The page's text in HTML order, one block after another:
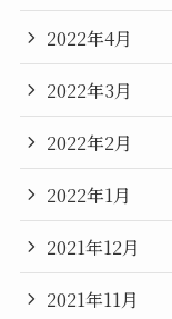
2022年4月
2022年3月
2022年2月
2022年1月
2021年12月
2021年11月